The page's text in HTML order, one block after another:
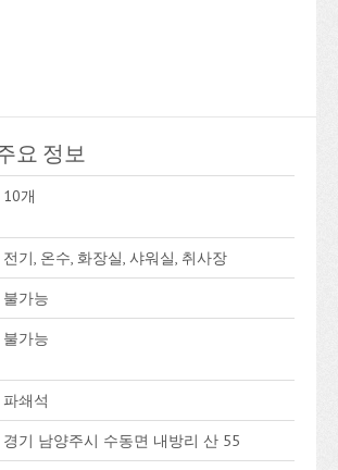
요 정보
10개
전기, 온수, 화장실, 샤워실, 취사장
불가능
불가능
파쇄석
경기 남양주시 수동면 내방리 산 55